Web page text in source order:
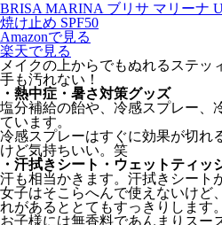
BRISA MARINA ブリサ マリーナ
焼け止め SPF50
Amazonで見る
楽天で見る
メイクの上からでもぬれるステッ
手も汚れない！
・熱中症・暑さ対策グッズ
塩分補給の飴や、冷感スプレー、
ています。
冷感スプレーはすぐに効果が切れ
けど気持ちいい。笑
・汗拭きシート・ウェットティッ
汗も相当かきます。汗拭きシート
女子はそこらへんで使えないけど
れがあるととてもすっきりします。
お子様には無香料であんまりスー